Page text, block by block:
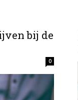
bij de
0